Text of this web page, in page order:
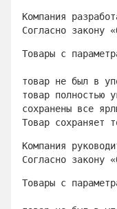
Компания
Согласно закону
Товары с
товар не был в
товар полностью
сохранены все
Товар сохраняет
Компания
Согласно закону
Товары с